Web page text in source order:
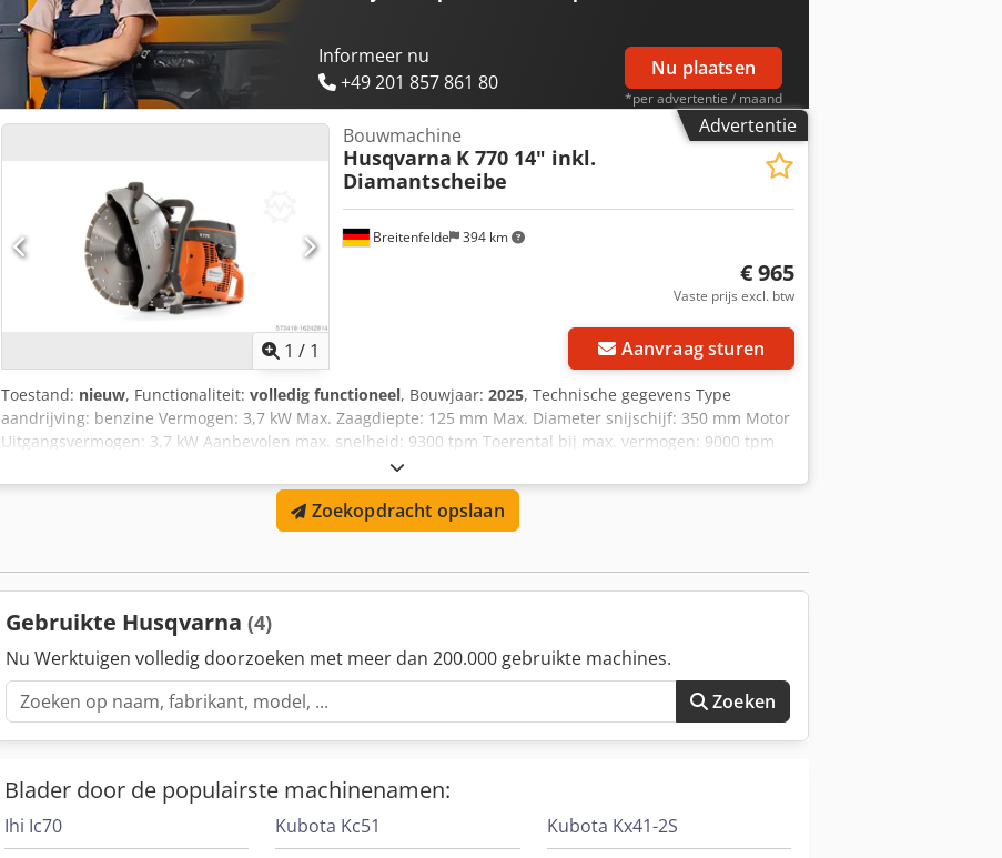
Informeer nu
+49 201 857 861 80
Nu plaatsen
*per advertentie / maand
Advertentie
1 / 1
Breitenfelde 394 km
Bouwmachine
Husqvarna K 770 14" inkl.
Diamantscheibe
€ 965
Vaste prijs excl. btw
Aanvraag sturen
Toestand: nieuw, Functionaliteit: volledig functioneel, Bouwjaar: 2025, Technische gegevens Type
aandrijving: benzine Vermogen: 3,7 kW Max. Zaagdiepte: 125 mm Max. Diameter snijschijf: 350 mm Motor
Uitgangsvermogen: 3,7 kW Aanbevolen max. snelheid: 9300 tpm Toerental bij max. vermogen: 9000 tpm
Cilinder: 1 Aantal slagen: 2-takt motor Uitlaatemissies (CO2 EU V): 711 g/kWh Credpjtt Ad Tjfx Agvsf Type
aandrijving: Benzine Snij-uitrusting Max. Zaagdiepte: 125 mm Max. Diameter snijschijf: 350 mm Diameter
montage: 25,4/20 mm Max. Dikte snijschijf: 5 mm Max. snelheid: 90 m/s Koelmiddel: Nat
Zoekopdracht opslaan
Gebruikte Husqvarna (4)
Nu Werktuigen volledig doorzoeken met meer dan 200.000 gebruikte machines.
Zoeken
Blader door de populairste machinenamen:
Ihi Ic70
Kubota Kc51
Kubota Kx41-2S